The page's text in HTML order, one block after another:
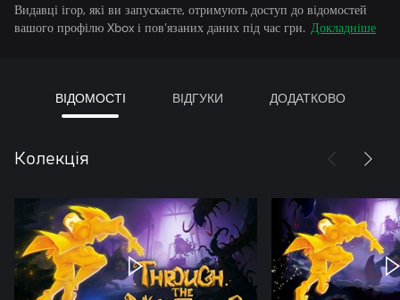
Видавці ігор, які ви запускаєте, отримують доступ до відомостей
вашого профілю Xbox і пов’язаних даних під час гри. Докладніше
ВІДОМОСТІ ВІДГУКИ ДОДАТКОВО
Колекція